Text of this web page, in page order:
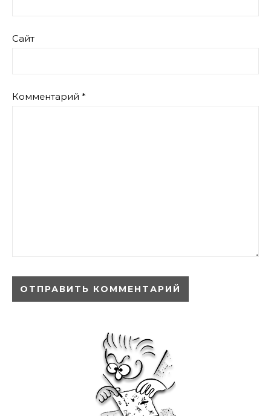
Сайт
Комментарий *